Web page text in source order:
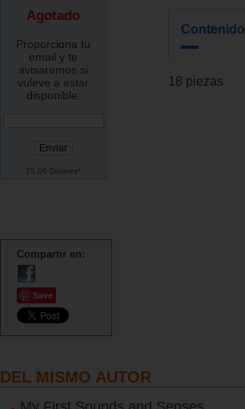
Agotado
Proporciona tu
email y te
avisaremos si
vuleve a estar
disponible:
25.06 Dólares*
Compartir en:
Save
Contenido
18 piezas
DEL MISMO AUTOR